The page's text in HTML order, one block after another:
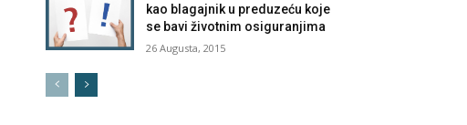
kao blagajnik u preduzeću koje
se bavi životnim osiguranjima
26 Augusta, 2015